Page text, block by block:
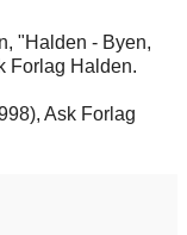
"Halden - Byen,
Forlag Halden.
Ask Forlag